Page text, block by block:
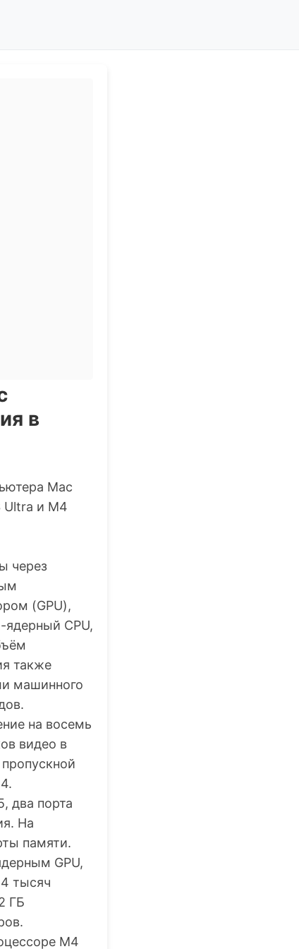
в
Mac
Ultra и M4
через
(GPU),
CPU,
также
машинного
на восемь
видео в
два порта
На
памяти.
GPU,
тысяч
ГБ
M4